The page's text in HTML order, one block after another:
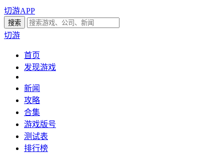
切游APP
切游
首页
发现游戏
新闻
攻略
合集
游戏版号
测试表
排行榜